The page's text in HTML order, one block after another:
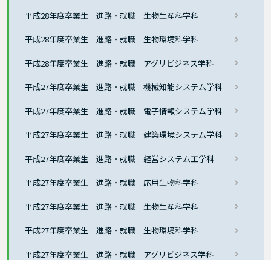
平成28年度卒業生 進路・就職 生物生産科学科
平成28年度卒業生 進路・就職 生物環境科学科
平成28年度卒業生 進路・就職 アグリビジネス学科
平成27年度卒業生 進路・就職 機械知能システム学科
平成27年度卒業生 進路・就職 電子情報システム学科
平成27年度卒業生 進路・就職 建築環境システム学科
平成27年度卒業生 進路・就職 経営システム工学科
平成27年度卒業生 進路・就職 応用生物科学科
平成27年度卒業生 進路・就職 生物生産科学科
平成27年度卒業生 進路・就職 生物環境科学科
平成27年度卒業生 進路・就職 アグリビジネス学科